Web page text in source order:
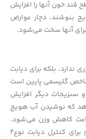
خون آنها را افزایش
بنوشند، دچار عوارض
آنها سخت می‌شود.
ندارد، بلکه برای دیابت
شاخص گلیسمی پایین است
دیگر افزایش
که نوشیدن آب هویج
به دیابت نوع۲ هستند باعث کاهش وزن می‌شود.
باتوجه‌به اینکه کاهش وزن یک روش مهم برای کنترل دیابت نوع۲